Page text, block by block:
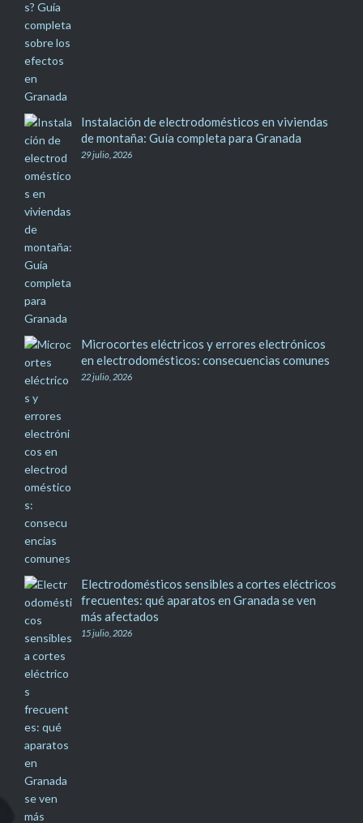
Instalación de electrodomésticos en viviendas
de montaña: Guía completa para Granada
29 julio, 2026
Microcortes eléctricos y errores electrónicos
en electrodomésticos: consecuencias comunes
22 julio, 2026
Electrodomésticos sensibles a cortes eléctricos
frecuentes: qué aparatos en Granada se ven
más afectados
15 julio, 2026